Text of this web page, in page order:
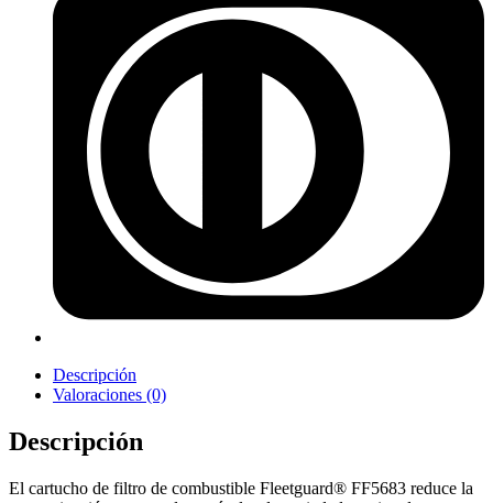
Descripción
Valoraciones (0)
Descripción
El cartucho de filtro de combustible Fleetguard® FF5683 reduce la